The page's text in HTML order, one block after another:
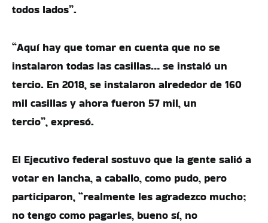
todos lados”.
“Aquí hay que tomar en cuenta que no se
instalaron todas las casillas… se instaló un
tercio. En 2018, se instalaron alrededor de 160
mil casillas y ahora fueron 57 mil, un
tercio”, expresó.
El Ejecutivo federal sostuvo que la gente salió a
votar en lancha, a caballo, como pudo, pero
participaron, “realmente les agradezco mucho;
no tengo como pagarles, bueno sí, no